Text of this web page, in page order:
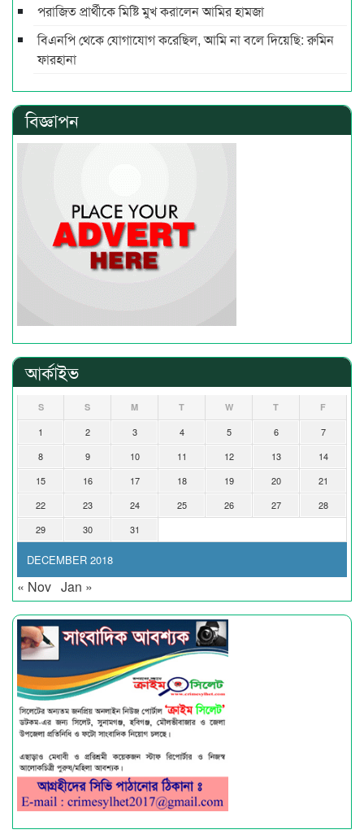
পরাজিত প্রার্থীকে মিষ্টি মুখ করালেন আমির হামজা
বিএনপি থেকে যোগাযোগ করেছিল, আমি না বলে দিয়েছি: রুমিন
ফারহানা
বিজ্ঞাপন
আর্কাইভ
DECEMBER 2018
S S M T W T F
1 2 3 4 5 6
7
8
9 10 11 12 13
14
15
16 17 18 19 20
21
22
23 24 25 26 27
28
29
30 31
« Nov Jan »